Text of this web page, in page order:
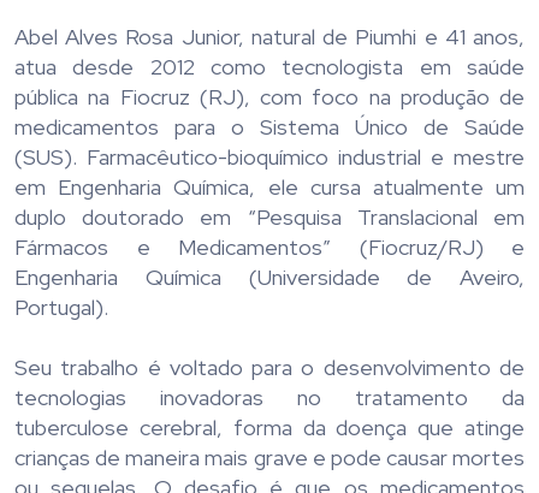
Abel Alves Rosa Junior, natural de Piumhi e 41 anos,
atua desde 2012 como tecnologista em saúde
pública na Fiocruz (RJ), com foco na produção de
medicamentos para o Sistema Único de Saúde
(SUS). Farmacêutico-bioquímico industrial e mestre
em Engenharia Química, ele cursa atualmente um
duplo doutorado em “Pesquisa Translacional em
Fármacos e Medicamentos” (Fiocruz/RJ) e
Engenharia Química (Universidade de Aveiro,
Portugal).
Seu trabalho é voltado para o desenvolvimento de
tecnologias inovadoras no tratamento da
tuberculose cerebral, forma da doença que atinge
crianças de maneira mais grave e pode causar mortes